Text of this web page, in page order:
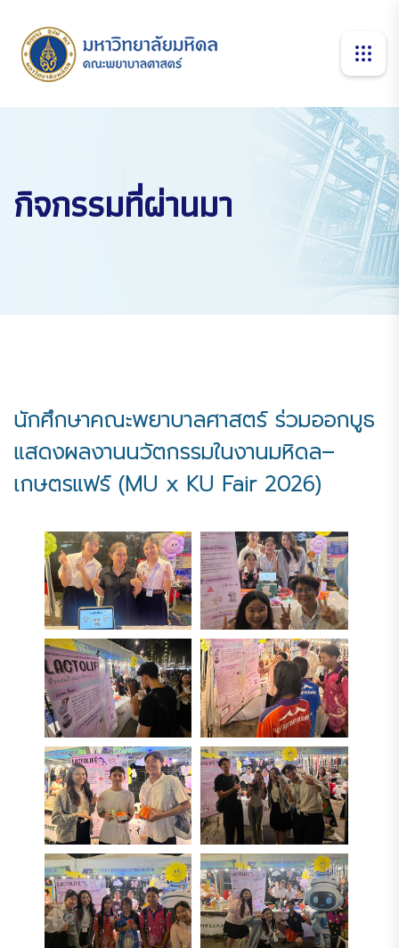
กิจกรรมที่ผ่านมา
นักศึกษาคณะพยาบาลศาสตร์ ร่วมออกบูธ
แสดงผลงานนวัตกรรมในงานมหิดล–
เกษตรแฟร์ (MU x KU Fair 2026)